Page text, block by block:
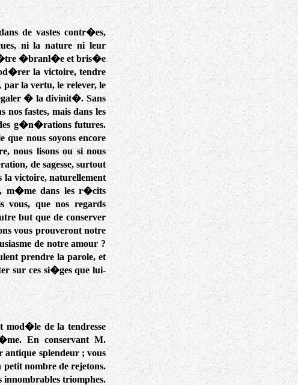
de vastes contr�es,
ni la nature ni leur
�tre �branl�e et bris�e
la victoire, tendre
la vertu, le relever, le
� la divinit�. Sans
fastes, mais dans les
g�n�rations futures.
que nous soyons encore
nous lisons ou si nous
de sagesse, surtout
victoire, naturellement
m�me dans les r�cits
vous, que nos regards
but que de conserver
vous prouveront notre
de notre amour ?
prendre la parole, et
sur ces si�ges que lui-
mod�le de la tendresse
En conservant M.
splendeur ; vous
nombre de rejetons.
innombrables triomphes.